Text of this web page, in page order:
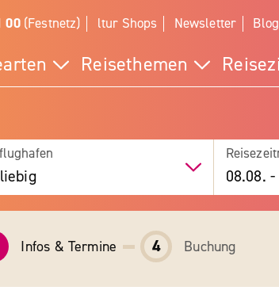
00(Festnetz) ltur Shops Newsletter Blog
Reisethemen
08.08. -
Infos & Termine 4 Buchung